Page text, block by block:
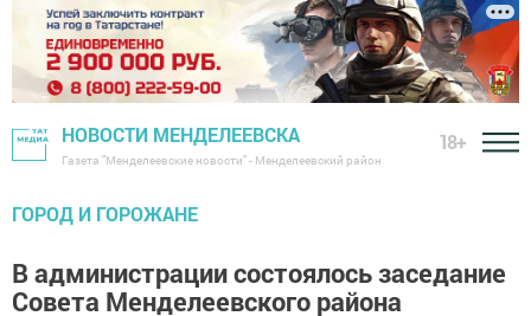
НОВОСТИ МЕНДЕЛЕЕВСКА
Газета "Менделеевские новости" - Менделеевский район
18+
ГОРОД И ГОРОЖАНЕ
В администрации состоялось заседание
Совета Менделеевского района